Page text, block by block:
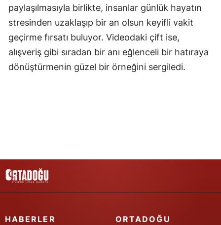
Tekirdağ
Tokat
Trabzon
Tunceli
Aksaray
paylaşılmasıyla birlikte, insanlar günlük hayatın
stresinden uzaklaşıp bir an olsun keyifli vakit
geçirme fırsatı buluyor. Videodaki çift ise,
alışveriş gibi sıradan bir anı eğlenceli bir hatıraya
dönüştürmenin güzel bir örneğini sergiledi.
HABERLER
ORTADOĞU